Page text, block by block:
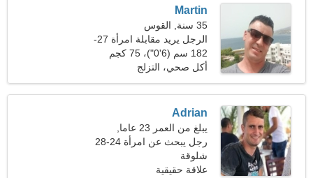
Martin
35 سنة, القوس
الرجل يريد مقابلة امرأة 27-
33
182 سم (6'0")، 75 كجم
(165 رطلا)
أكل صحي، التزلج
Adrian
يبلغ من العمر 23 عاما,
الميزان
رجل يبحث عن امرأة 24-28
شلوقة
علاقة حقيقية